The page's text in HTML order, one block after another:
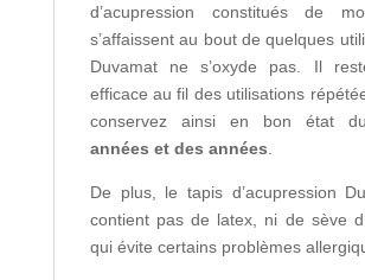
d’acupression constitués de
s’affaissent au bout de quelques
Duvamat ne s’oxyde pas. Il
efficace au fil des utilisations
conservez ainsi en bon état
années et des années
De plus, le tapis d’acupression
contient pas de latex, ni de sève
qui évite certains problèmes